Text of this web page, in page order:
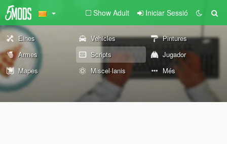
Show Adult Iniciar Sessió
Eines Vehicles
Pintures
Armes
Scripts
Jugador
Mapes
Miscel·lanis Més